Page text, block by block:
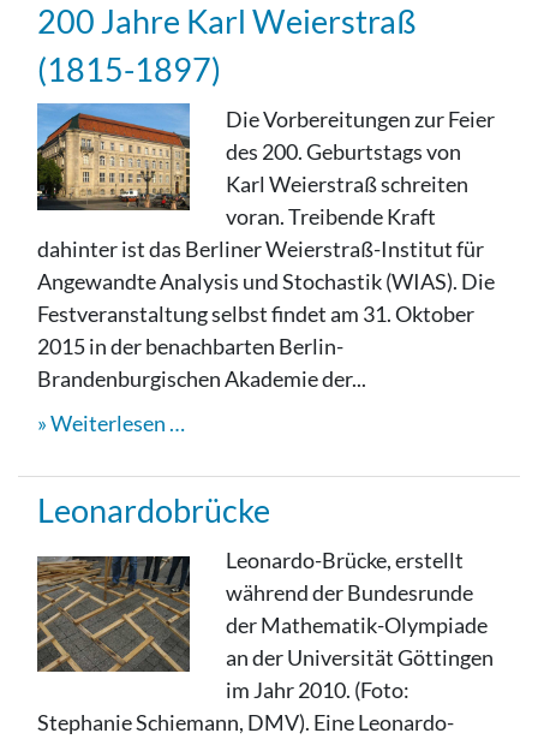
200 Jahre Karl Weierstraß
(1815-1897)
Die Vorbereitungen zur Feier
des 200. Geburtstags von
Karl Weierstraß schreiten
voran. Treibende Kraft
dahinter ist das Berliner Weierstraß-Institut für
Angewandte Analysis und Stochastik (WIAS). Die
Festveranstaltung selbst findet am 31. Oktober
2015 in der benachbarten Berlin-
Brandenburgischen Akademie der...
Weiterlesen …
Leonardobrücke
Leonardo-Brücke, erstellt
während der Bundesrunde
der Mathematik-Olympiade
an der Universität Göttingen
im Jahr 2010. (Foto:
Stephanie Schiemann, DMV). Eine Leonardo-